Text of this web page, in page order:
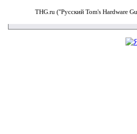
THG.ru ("Русский Tom's Hardware